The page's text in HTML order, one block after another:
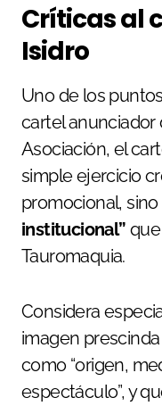
Críticas al
Isidro
Uno de los
cartel anunciador
Asociación, el
simple ejercicio
promocional, sino
institucional”
Tauromaquia.
Considera
imagen
como “origen,
espectáculo”, y